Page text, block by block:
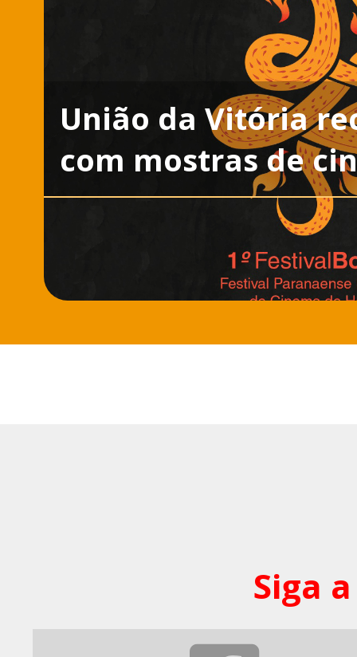
União da Vitória
com mostras de
Siga